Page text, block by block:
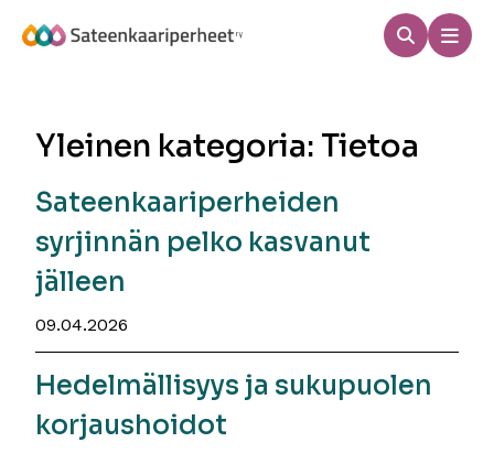
sisältöön
Haku
Yleinen kategoria: Tietoa
Sateenkaariperheiden
syrjinnän pelko kasvanut
jälleen
09.04.2026
Hedelmällisyys ja sukupuolen
korjaushoidot